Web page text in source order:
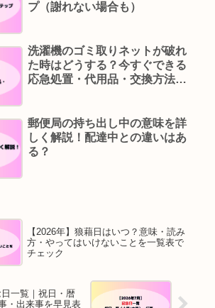
プ（謝れない場合も）
洗濯機のゴミ取りネットが破れ
た時はどうする？今すぐできる
応急処置・代用品・交換方法ま
郵便局の持ち出し中の意味を詳
しく解説！配達中との違いはあ
る？
【2026年】狼藉日はいつ？意味・読み
方・やってはいけないことを一覧表で
チェック
日一覧｜祝日・暦
・出来事を早見表